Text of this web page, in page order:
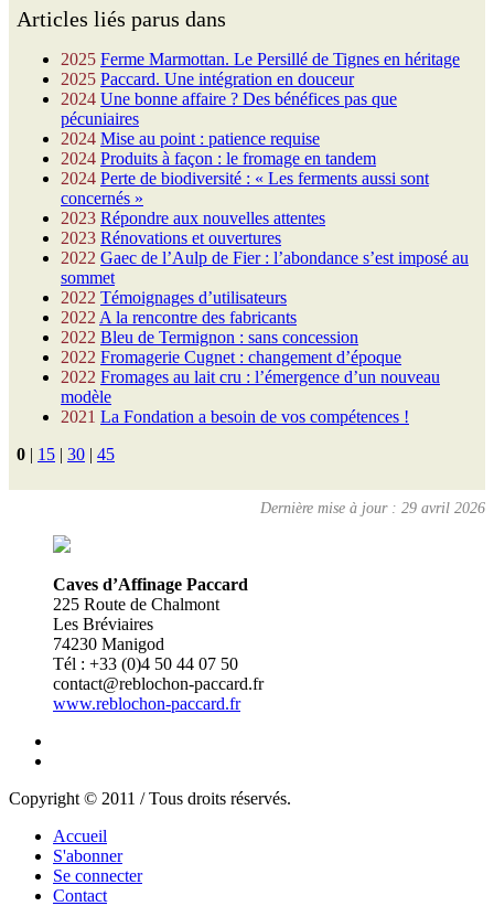
Articles liés parus dans
2025 Ferme Marmottan. Le Persillé de Tignes en héritage
2025 Paccard. Une intégration en douceur
2024 Une bonne affaire ? Des bénéfices pas que
pécuniaires
2024 Mise au point : patience requise
2024 Produits à façon : le fromage en tandem
2024 Perte de biodiversité : « Les ferments aussi sont
concernés »
2023 Répondre aux nouvelles attentes
2023 Rénovations et ouvertures
2022 Gaec de l’Aulp de Fier : l’abondance s’est imposé au
sommet
2022 Témoignages d’utilisateurs
2022A la rencontre des fabricants
2022 Bleu de Termignon : sans concession
2022 Fromagerie Cugnet : changement d’époque
2022 Fromages au lait cru : l’émergence d’un nouveau
modèle
2021 La Fondation a besoin de vos compétences !
0 | 15 | 30 | 45
Dernière mise à jour : 29 avril 2026
Caves d’Affinage Paccard
225 Route de Chalmont
Les Bréviaires
74230 Manigod
Tél : +33 (0)4 50 44 07 50
contact@reblochon-paccard.fr
www.reblochon-paccard.fr
Copyright © 2011 / Tous droits réservés.
Accueil
S'abonner
Se connecter
Contact